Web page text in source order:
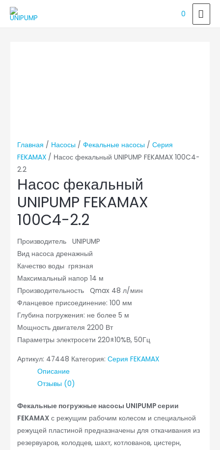
0
Главная / Насосы/ Фекальные насосы/ Серия
FEKAMAX/ Насос фекальный UNIPUMP FEKAMAX 100C4-
2.2
Насос фекальный
UNIPUMP FEKAMAX
100C4-2.2
Производитель UNIPUMP
Вид насоса дренажный
Качество воды грязная
Максимальный напор 14 м
Производительность Qmax 48 л/мин
Фланцевое присоединение: 100 мм
Глубина погружения: не более 5 м
Мощность двигателя 2200 Вт
Параметры электросети 220±10%В, 50Гц
Артикул: 47448 Категория: Серия FEKAMAX
Описание
Отзывы (0)
Фекальные погружные насосы UNIPUMP серии
FEKAMAXс режущим рабочим колесом и специальной
режущей пластиной предназначены для откачивания из
резервуаров, колодцев, шахт, котлованов, цистерн,